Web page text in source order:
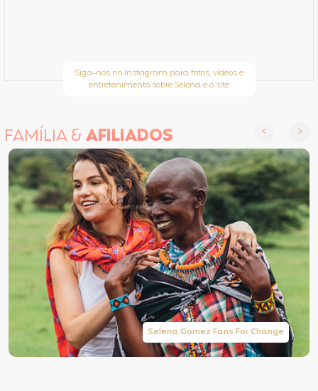
Siga-nos no Instagram para fotos, vídeos e
entretenimento sobre Selena e o site
FAMÍLIA &AFILIADOS
Selena Gomez Fans For Change